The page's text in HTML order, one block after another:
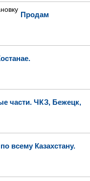
Продам
части. ЧКЗ, Бежецк,
всему Казахстану.